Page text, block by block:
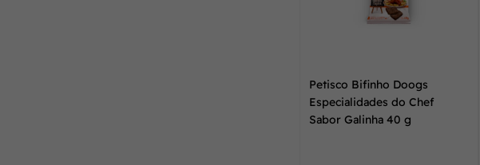
Petisco Bifinho Doogs
Especialidades do Chef
Sabor Galinha 40 g